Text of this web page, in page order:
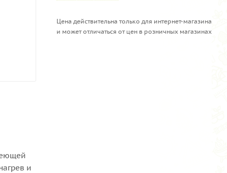
и
Цена действительна только для интернет-магазина
и может отличаться от цен в розничных магазинах